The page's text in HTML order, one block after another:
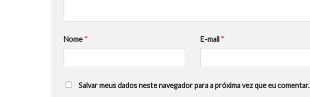
Nome * E-mail *
Salvar meus dados neste navegador para a próxima vez que eu comentar.